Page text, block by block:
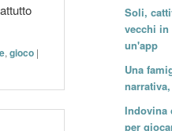
, gioco |
Soli,
vecchi in
un'app
Una
Indovina
per